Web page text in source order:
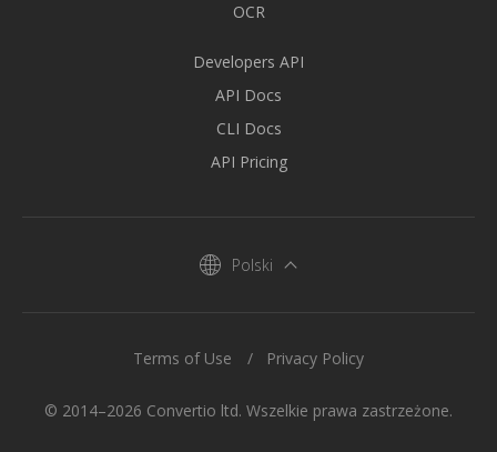
OCR
Developers API
API Docs
CLI Docs
API Pricing
Polski
© 2014–2026 Convertio ltd. Wszelkie prawa zastrzeżone.
Terms of Use Privacy Policy